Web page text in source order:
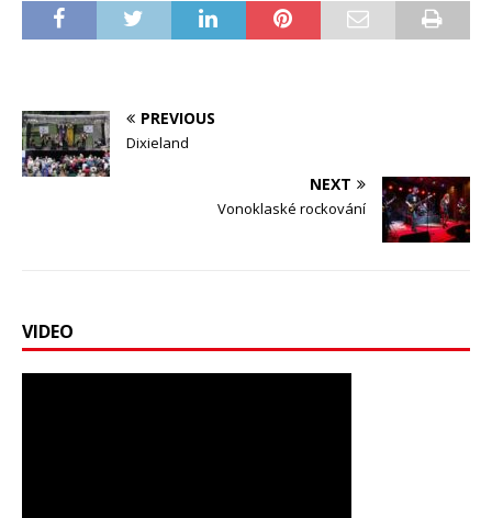
PREVIOUS
Dixieland
NEXT
Vonoklaské rockování
VIDEO